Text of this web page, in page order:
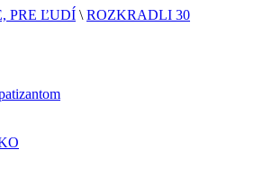
PRE ĽUDÍ \ ROZKRADLI 30